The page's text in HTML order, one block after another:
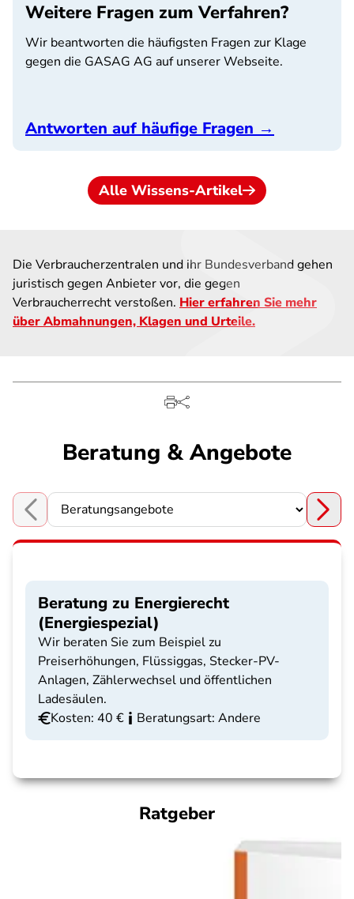
Weitere Fragen zum Verfahren?
Wir beantworten die häufigsten Fragen zur Klage
gegen die GASAG AG auf unserer Webseite.
Antworten auf häufige Fragen →
Alle Wissens-Artikel
Die Verbraucherzentralen und ihr Bundesverband gehen
juristisch gegen Anbieter vor, die gegen
Verbraucherrecht verstoßen. Hier erfahren Sie mehr
über Abmahnungen, Klagen und Urteile.
Beratung & Angebote
Choose a section
Beratung zu Energierecht
(Energiespezial)
Wir beraten Sie zum Beispiel zu
Preiserhöhungen, Flüssiggas, Stecker-PV-
Anlagen, Zählerwechsel und öffentlichen
Ladesäulen.
Kosten: 40 €
Beratungsart: Andere
Ratgeber